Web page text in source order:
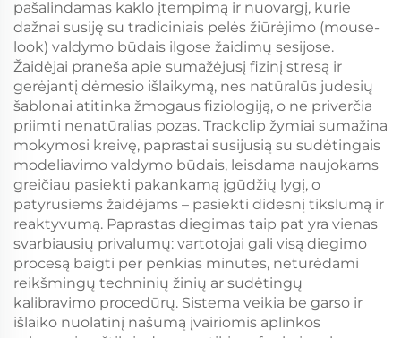
pašalindamas kaklo įtempimą ir nuovargį, kurie
dažnai susiję su tradiciniais pelės žiūrėjimo (mouse-
look) valdymo būdais ilgose žaidimų sesijose.
Žaidėjai praneša apie sumažėjusį fizinį stresą ir
gerėjantį dėmesio išlaikymą, nes natūralūs judesių
šablonai atitinka žmogaus fiziologiją, o ne priverčia
priimti nenatūralias pozas. Trackclip žymiai sumažina
mokymosi kreivę, paprastai susijusią su sudėtingais
modeliavimo valdymo būdais, leisdama naujokams
greičiau pasiekti pakankamą įgūdžių lygį, o
patyrusiems žaidėjams – pasiekti didesnį tikslumą ir
reaktyvumą. Paprastas diegimas taip pat yra vienas
svarbiausių privalumų: vartotojai gali visą diegimo
procesą baigti per penkias minutes, neturėdami
reikšmingų techninių žinių ar sudėtingų
kalibravimo procedūrų. Sistema veikia be garso ir
išlaiko nuolatinį našumą įvairiomis aplinkos